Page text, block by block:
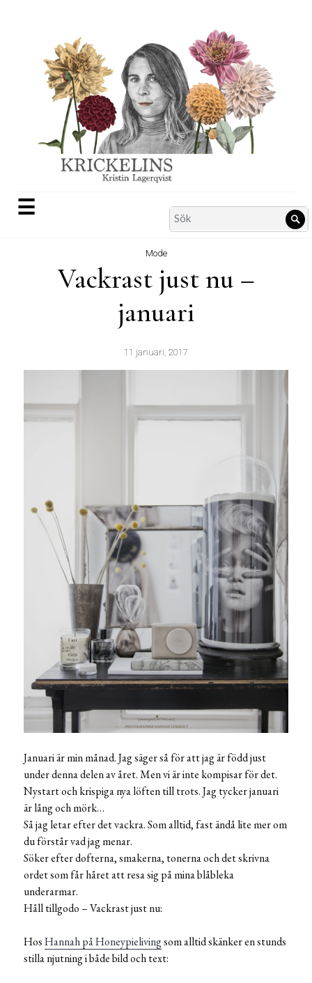
☰
Search
for:
Mode
Vackrast just nu –
januari
11 januari, 2017
Januari är min månad. Jag säger så för att jag är född just
under denna delen av året. Men vi är inte kompisar för det.
Nystart och krispiga nya löften till trots. Jag tycker januari
är lång och mörk…
Så jag letar efter det vackra. Som alltid, fast ändå lite mer om
du förstår vad jag menar.
Söker efter dofterna, smakerna, tonerna och det skrivna
ordet som får håret att resa sig på mina blåbleka
underarmar.
Håll tillgodo – Vackrast just nu:
HosHannah på Honeypielivingsom alltid skänker en stunds
stilla njutning i både bild och text: